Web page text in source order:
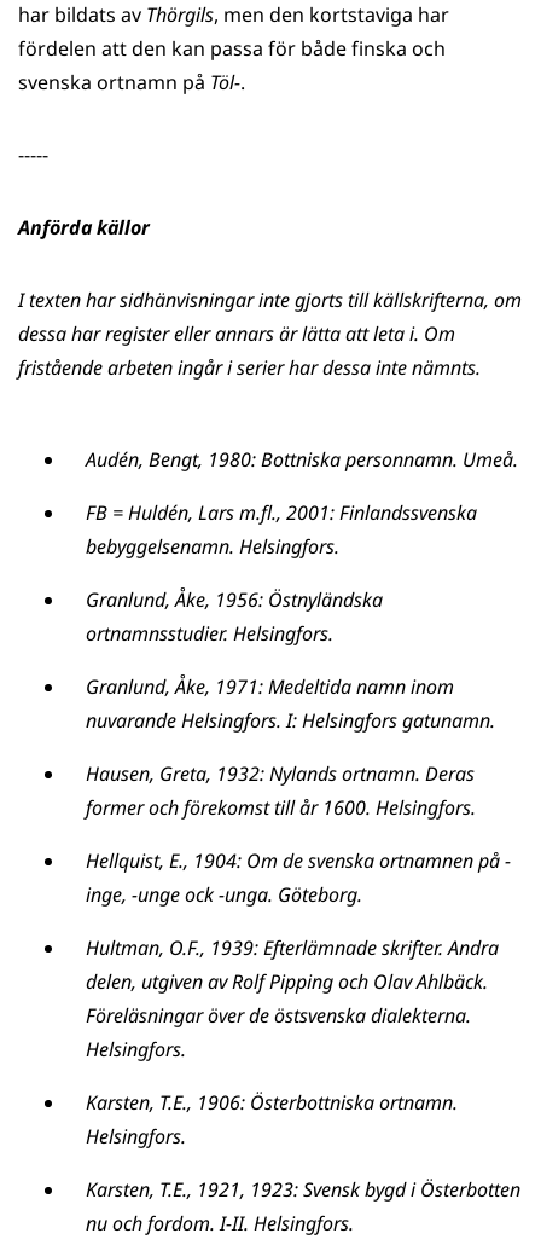
har bildats av Thörgils, men den kortstaviga har
fördelen att den kan passa för både finska och
svenska ortnamn på Töl-.
-----
Anförda källor
I texten har sidhänvisningar inte gjorts till källskrifterna, om
dessa har register eller annars är lätta att leta i. Om
fristående arbeten ingår i serier har dessa inte nämnts.
Audén, Bengt, 1980: Bottniska personnamn. Umeå.
FB = Huldén, Lars m.fl., 2001: Finlandssvenska
bebyggelsenamn. Helsingfors.
Granlund, Åke, 1956: Östnyländska
ortnamnsstudier. Helsingfors.
Granlund, Åke, 1971: Medeltida namn inom
nuvarande Helsingfors. I: Helsingfors gatunamn.
Hausen, Greta, 1932: Nylands ortnamn. Deras
former och förekomst till år 1600. Helsingfors.
Hellquist, E., 1904: Om de svenska ortnamnen på -
inge, -unge ock -unga. Göteborg.
Hultman, O.F., 1939: Efterlämnade skrifter. Andra
delen, utgiven av Rolf Pipping och Olav Ahlbäck.
Föreläsningar över de östsvenska dialekterna.
Helsingfors.
Karsten, T.E., 1906: Österbottniska ortnamn.
Helsingfors.
Karsten, T.E., 1921, 1923: Svensk bygd i Österbotten
nu och fordom. I-II. Helsingfors.